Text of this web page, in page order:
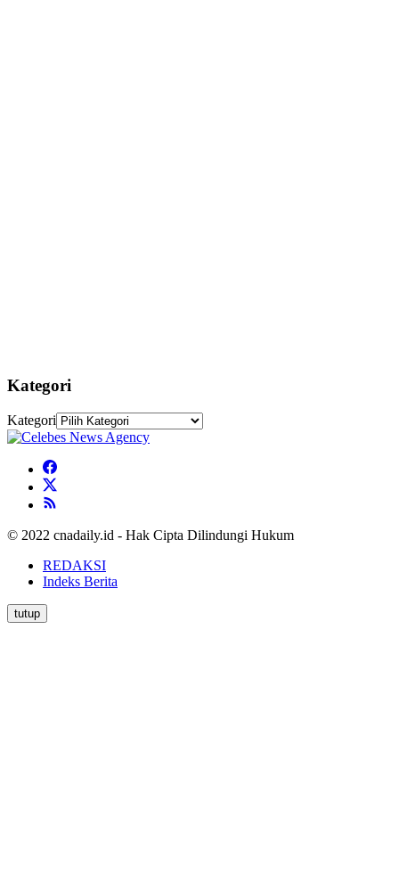
Kategori
Kategori
© 2022 cnadaily.id - Hak Cipta Dilindungi Hukum
REDAKSI
Indeks Berita
tutup